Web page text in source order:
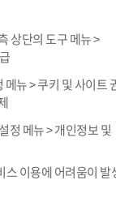
상단의 도구 메뉴 >
뉴 > 쿠키 및 사이트
정 메뉴 > 개인정보 및
스 이용에 어려움이 발